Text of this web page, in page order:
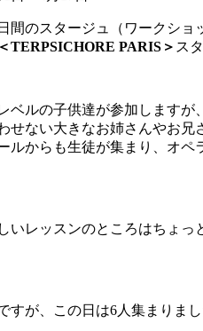
間のスタージュ（ワークシ
＜TERPSICHORE PARIS＞ ス
ベルの子供達が参加しますが
せない大きなお姉さんやお
ルからも生徒が集まり、オペ
いレッスンのところはちょ
が、この日は6人集まりまし